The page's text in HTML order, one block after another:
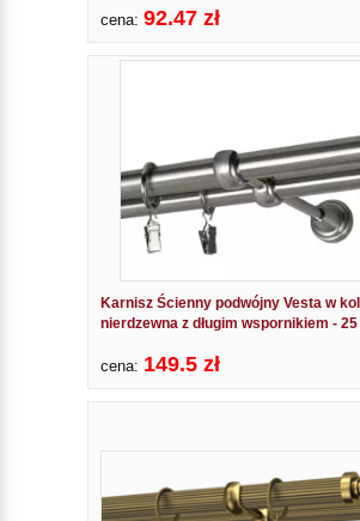
cena: 92.47 zł
Karnisz Ścienny podwójny Vesta w
nierdzewna z długim wspornikiem -
cena: 149.5 zł